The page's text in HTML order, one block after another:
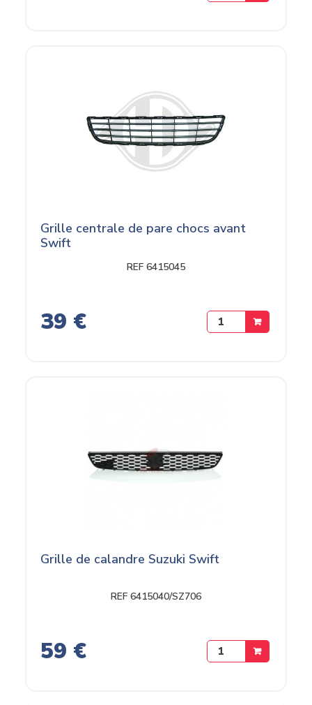
Grille centrale de pare chocs avant
Swift
REF 6415045
39 €
Grille de calandre Suzuki Swift
REF 6415040/SZ706
59 €